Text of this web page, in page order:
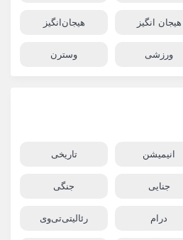
هیجان انگیز هیجان‌انگیز
ورزشی وسترن
انیمیشن تاریخی
جنایی جنگی
درام رئالیتی‌تی‌وی